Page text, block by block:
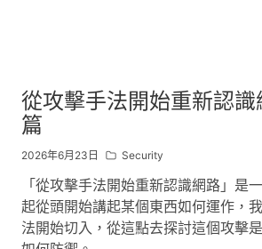
從攻擊手法開始重新認
篇
2026年6月23日 Security
「從攻擊手法開始重新認識網路」是
起從頭開始講起某個東西如何運作，
法開始切入，從這點去探討這個攻擊